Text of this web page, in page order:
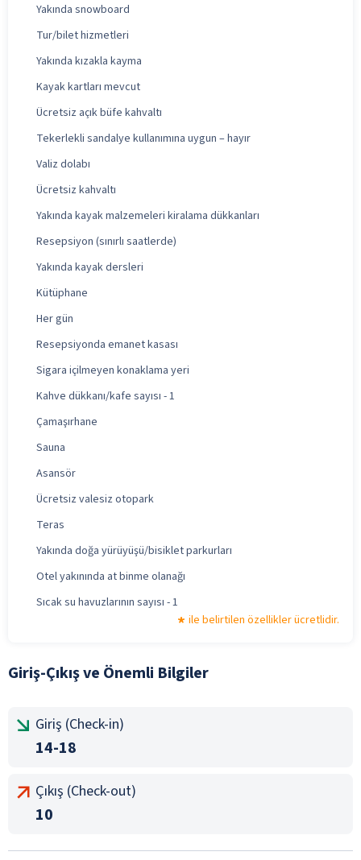
Yakında snowboard
Tur/bilet hizmetleri
Yakında kızakla kayma
Kayak kartları mevcut
Ücretsiz açık büfe kahvaltı
Tekerlekli sandalye kullanımına uygun – hayır
Valiz dolabı
Ücretsiz kahvaltı
Yakında kayak malzemeleri kiralama dükkanları
Resepsiyon (sınırlı saatlerde)
Yakında kayak dersleri
Kütüphane
Her gün
Resepsiyonda emanet kasası
Sigara içilmeyen konaklama yeri
Kahve dükkanı/kafe sayısı - 1
Çamaşırhane
Sauna
Asansör
Ücretsiz valesiz otopark
Teras
Yakında doğa yürüyüşü/bisiklet parkurları
Otel yakınında at binme olanağı
Sıcak su havuzlarının sayısı - 1
ile belirtilen özellikler ücretlidir.
Giriş-Çıkış ve Önemli Bilgiler
Giriş (Check-in)
14-18
Çıkış (Check-out)
10